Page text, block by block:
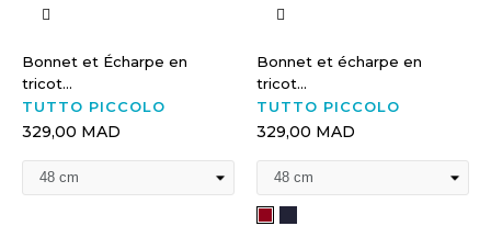
Bonnet et Écharpe en
tricot...
TUTTO PICCOLO
329,00 MAD
Bonnet et écharpe en
tricot...
TUTTO PICCOLO
329,00 MAD